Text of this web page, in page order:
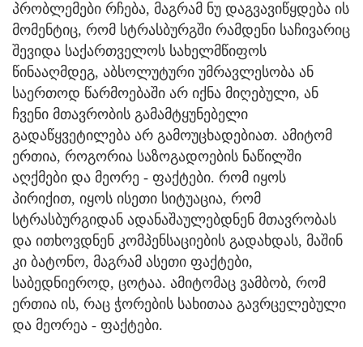
პრობლემები რჩება, მაგრამ ნუ დაგვავიწყდება ის
მომენტიც, რომ სტრასბურგში რამდენი საჩივარიც
შევიდა საქართველოს სახელმწიფოს
წინააღმდეგ, აბსოლუტური უმრავლესობა ან
საერთოდ წარმოებაში არ იქნა მიღებული, ან
ჩვენი მთავრობის გამამტყუნებელი
გადაწყვეტილება არ გამოუცხადებიათ. ამიტომ
ერთია, როგორია საზოგადოების ნაწილში
აღქმები და მეორე - ფაქტები. რომ იყოს
პირიქით, იყოს ისეთი სიტუაცია, რომ
სტრასბურგიდან ადანაშაულებდნენ მთავრობას
და ითხოვდნენ კომპენსაციების გადახდას, მაშინ
კი ბატონო, მაგრამ ასეთი ფაქტები,
საბედნიეროდ, ცოტაა. ამიტომაც ვამბობ, რომ
ერთია ის, რაც ჭორების სახითაა გავრცელებული
და მეორეა - ფაქტები.